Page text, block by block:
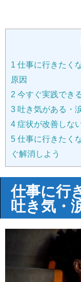
1 仕事に行きたく
原因
2 今すぐ実践でき
3 吐き気がある・
4 症状が改善しな
5 仕事に行きたく
ぐ解消しよう
仕事に行
吐き気・